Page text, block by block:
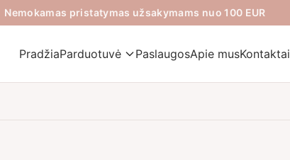
Nemokamas pristatymas užsakymams nuo 100 EUR
PradžiaParduotuvė PaslaugosApie musKontaktai